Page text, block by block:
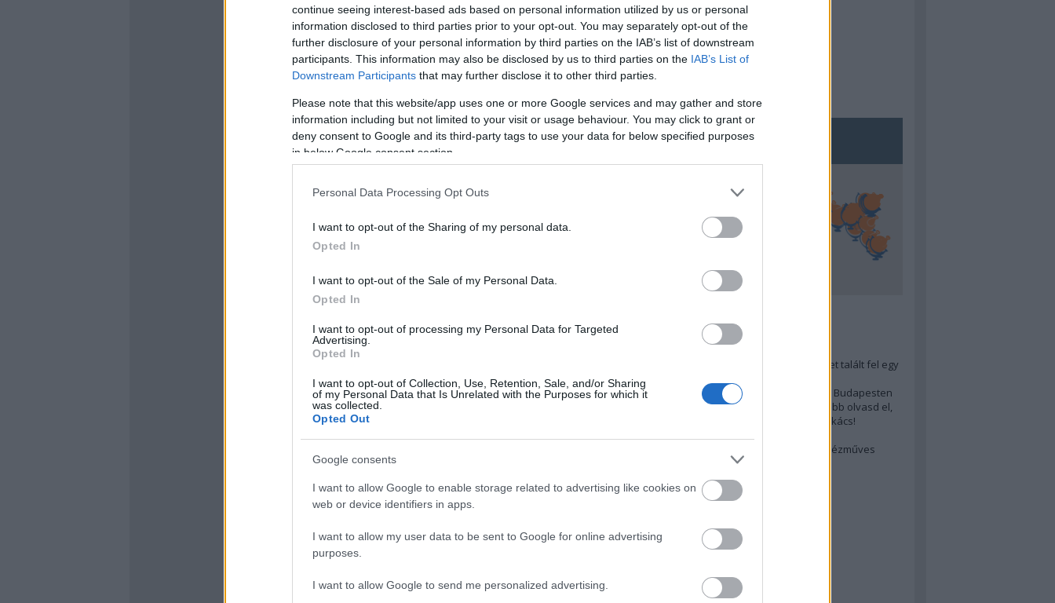
continue seeing interest-based ads based on personal information utilized by us or personal
information disclosed to third parties prior to your opt-out. You may separately opt-out of the
further disclosure of your personal information by third parties on the IAB’s list of downstream
participants. This information may also be disclosed by us to third parties on the IAB’s List of
Downstream Participants that may further disclose it to other third parties.
Please note that this website/app uses one or more Google services and may gather and store
information including but not limited to your visit or usage behaviour. You may click to grant or
deny consent to Google and its third-party tags to use your data for below specified purposes
in below Google consent section.
Personal Data Processing Opt Outs
I want to opt-out of the Sharing of my personal data.
Opted In
I want to opt-out of the Sale of my Personal Data.
Opted In
I want to opt-out of processing my Personal Data for Targeted
Advertising.
Opted In
I want to opt-out of Collection, Use, Retention, Sale, and/or Sharing
of my Personal Data that Is Unrelated with the Purposes for which it
was collected.
Opted Out
Google consents
I want to allow Google to enable storage related to advertising like cookies on
web or device identifiers in apps.
I want to allow my user data to be sent to Google for online advertising
purposes.
I want to allow Google to send me personalized advertising.
TOP5
Annyira menő Budapest-térképet talált fel egy
A 10 legjobb (elérhető árú) ebéd Budapesten
Szakács akarsz lenni? Akkor előbb olvasd el,
mit gondol erről egy magyar szakács!
Budapest rejtett kincsei: orosz kézműves
afrikai konyha
ázsiai konyha
baszk konyha